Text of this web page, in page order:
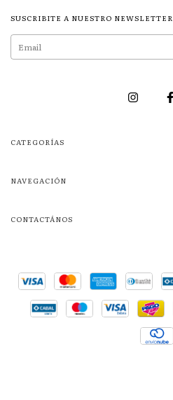
SUSCRIBITE A NUESTRO NEWSLETTER
CATEGORÍAS
NAVEGACIÓN
CONTACTÁNOS